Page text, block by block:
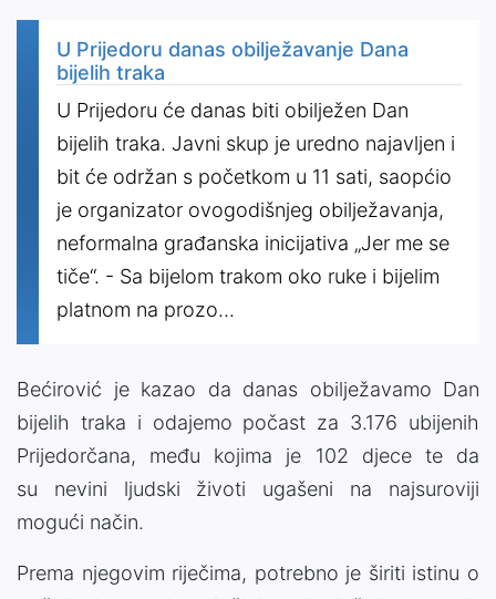
U Prijedoru danas obilježavanje Dana
bijelih traka
U Prijedoru će danas biti obilježen Dan
bijelih traka. Javni skup je uredno najavljen i
bit će održan s početkom u 11 sati, saopćio
je organizator ovogodišnjeg obilježavanja,
neformalna građanska inicijativa „Jer me se
tiče“. - Sa bijelom trakom oko ruke i bijelim
platnom na prozo...
Bećirović je kazao da danas obilježavamo Dan
bijelih traka i odajemo počast za 3.176 ubijenih
Prijedorčana, među kojima je 102 djece te da
su nevini ljudski životi ugašeni na najsuroviji
mogući način.
Prema njegovim riječima, potrebno je širiti istinu o